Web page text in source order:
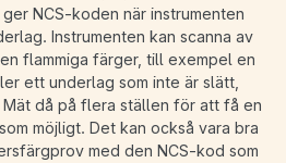
NCS-koden när instrumenten
Instrumenten kan scanna av
flammiga färger, till exempel en
ett underlag som inte är slätt,
då på flera ställen för att få en
möjligt. Det kan också vara bra
med den NCS-kod som